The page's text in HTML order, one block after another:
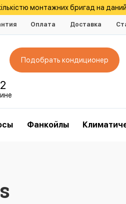
монтажних бригад на
Оплата Доставка
Подобрать кондиционер
Фанкойлы